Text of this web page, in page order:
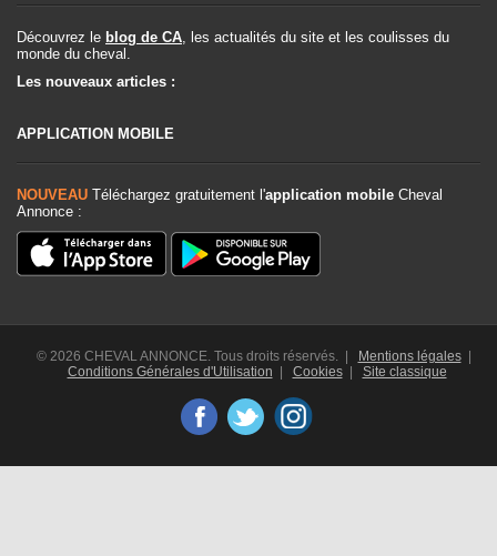
Découvrez le blog de CA , les actualités du site et les coulisses du
monde du cheval.
Les nouveaux articles :
APPLICATION MOBILE
NOUVEAU Téléchargez gratuitement l'application mobile Cheval
Annonce :
© 2026 CHEVAL ANNONCE. Tous droits réservés. | Mentions légales|
Conditions Générales d'Utilisation | Cookies| Site classique